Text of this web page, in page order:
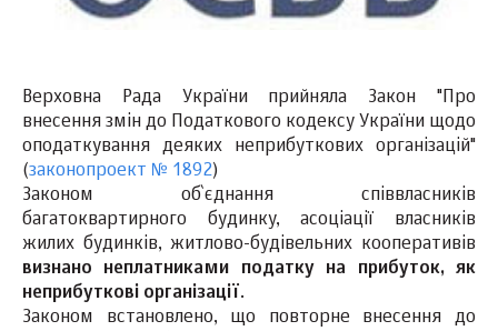
Верховна Рада України прийняла Закон "Про
внесення змін до Податкового кодексу України щодо
оподаткування деяких неприбуткових організацій"
(законопроект № 1892)
Законом об`єднання співвласників
багатоквартирного будинку, асоціації власників
жилих будинків, житлово-будівельних кооперативів
визнано неплатниками податку на прибуток, як
неприбуткові організації.
Законом встановлено, що повторне внесення до